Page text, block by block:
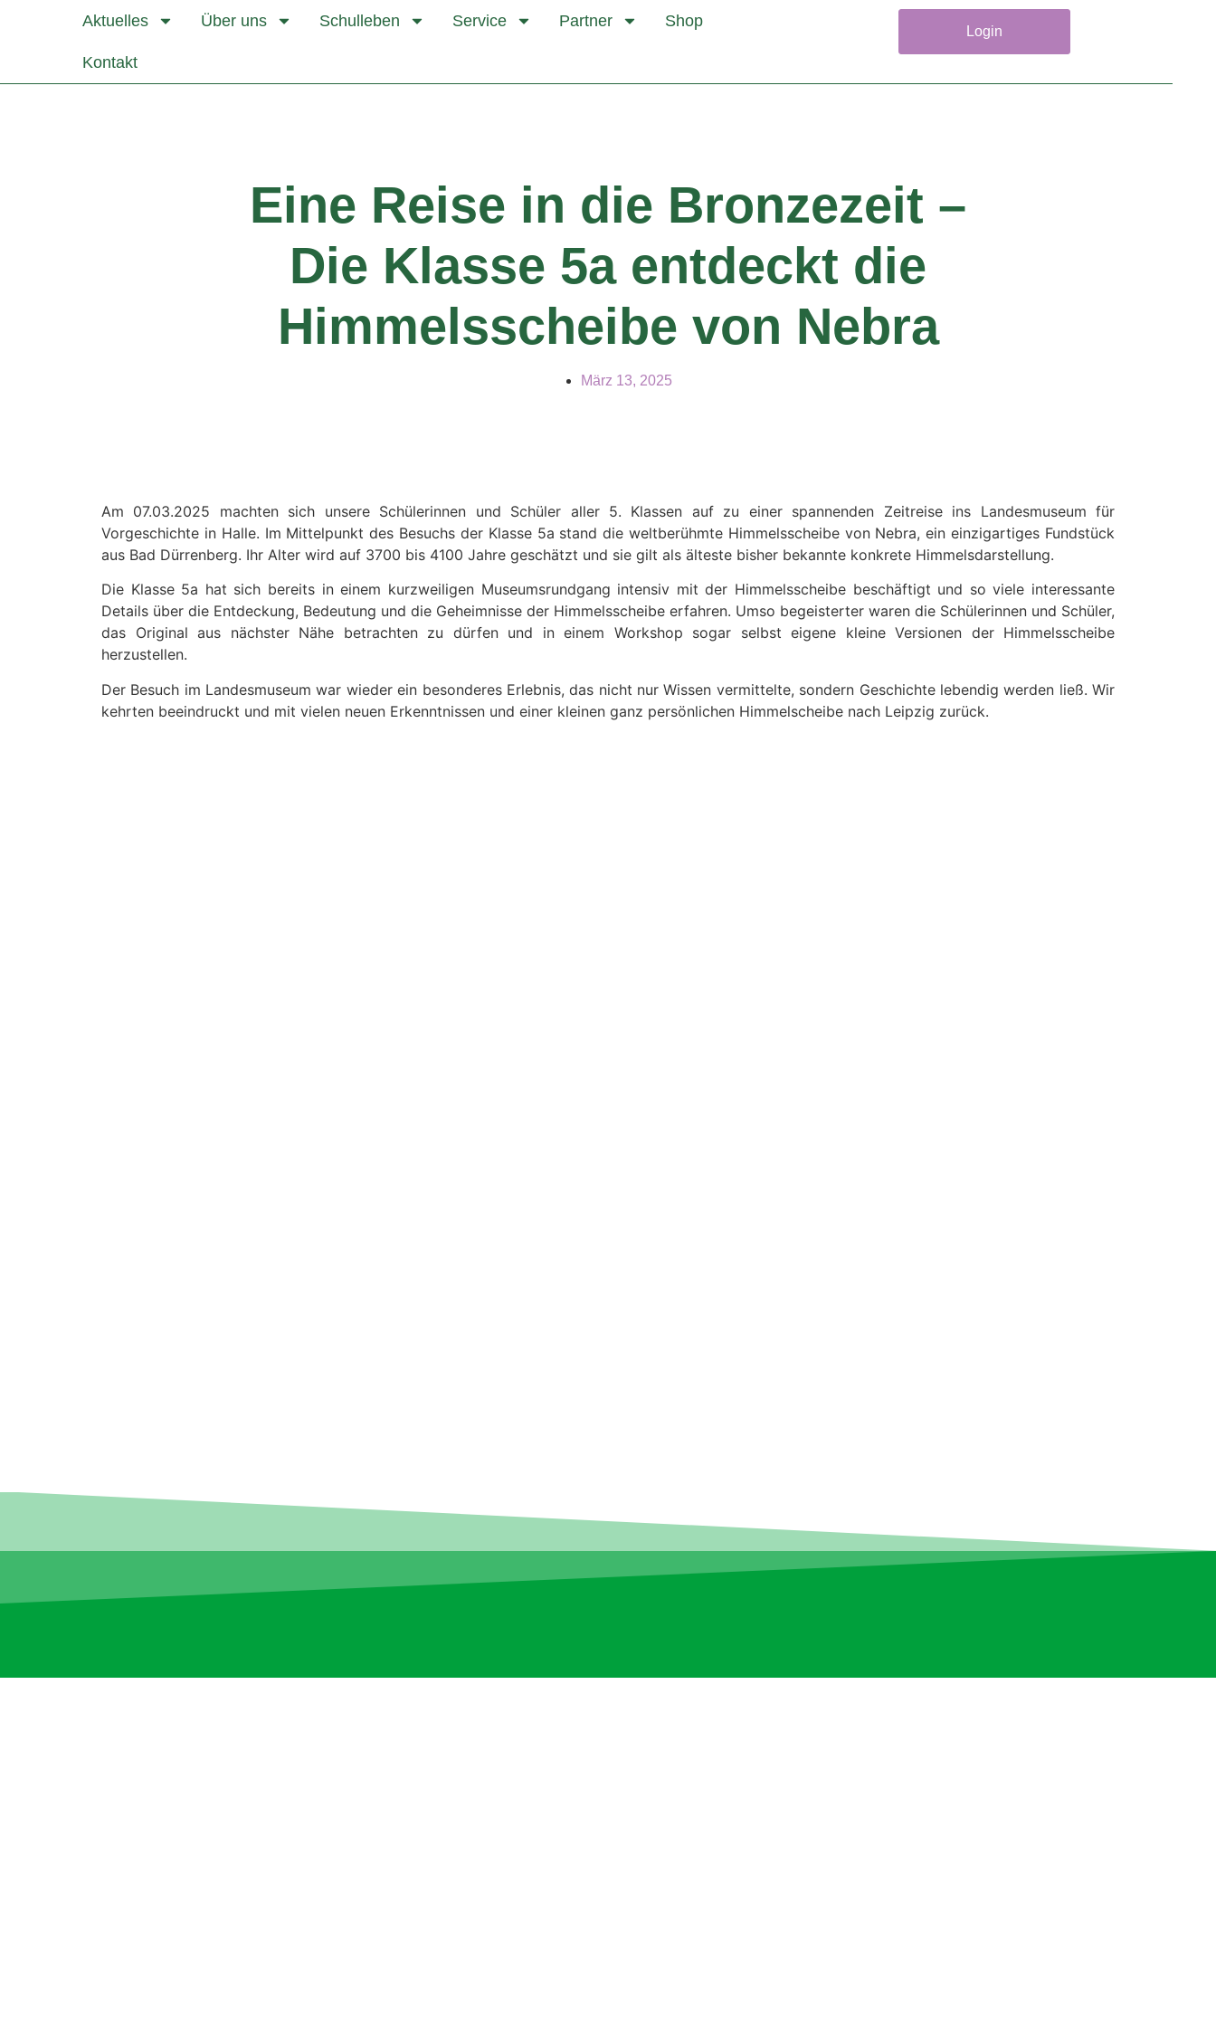
Aktuelles Über uns Schulleben Service Partner Shop
Kontakt
Login
Eine Reise in die Bronzezeit –
Die Klasse 5a entdeckt die
Himmelsscheibe von Nebra
März 13, 2025
Am 07.03.2025 macht­en sich unsere Schü­lerin­nen und Schüler aller 5. Klassen auf zu ein­er span­nen­den Zeitreise ins Lan­desmu­se­um für
Vorgeschichte in Halle. Im Mit­telpunkt des Besuchs der Klasse 5a stand die welt­berühmte Him­melss­cheibe von Nebra, ein einzi­gar­tiges Fund­stück
aus Bad Dür­ren­berg. Ihr Alter wird auf 3700 bis 4100 Jahre geschätzt und sie gilt als älteste bish­er bekan­nte konkrete Him­mels­darstel­lung.
Die Klasse 5a hat sich bere­its in einem kurzweili­gen Muse­um­srundgang inten­siv mit der Him­melss­cheibe beschäftigt und so viele inter­es­sante
Details über die Ent­deck­ung, Bedeu­tung und die Geheimnisse der Him­melss­cheibe erfahren. Umso begeis­tert­er waren die Schü­lerin­nen und Schüler,
das Orig­i­nal aus näch­ster Nähe betra­cht­en zu dür­fen und in einem Work­shop sog­ar selb­st eigene kleine Ver­sio­nen der Him­melss­cheibe
herzustellen.
Der Besuch im Lan­desmu­se­um war wieder ein beson­deres Erleb­nis, das nicht nur Wis­sen ver­mit­telte, son­dern Geschichte lebendig wer­den ließ. Wir
kehrten beein­druckt und mit vie­len neuen Erken­nt­nis­sen und ein­er kleinen ganz per­sön­lichen Him­melscheibe nach Leipzig zurück.